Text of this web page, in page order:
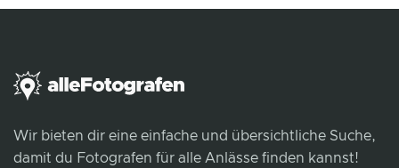
Wir bieten dir eine einfache und übersichtliche Suche,
damit du Fotografen für alle Anlässe finden kannst!